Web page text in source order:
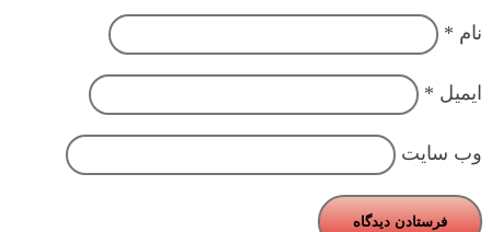
نام *
ایمیل *
وب‌ سایت
فرستادن دیدگاه